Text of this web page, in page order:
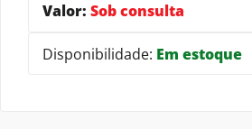
Valor: Sob consulta
Disponibilidade: Em estoque